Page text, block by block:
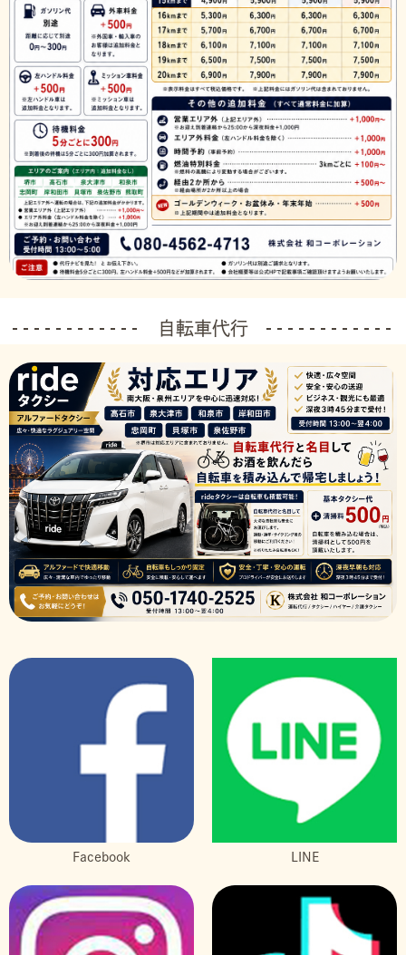
自転車代行
Facebook LINE